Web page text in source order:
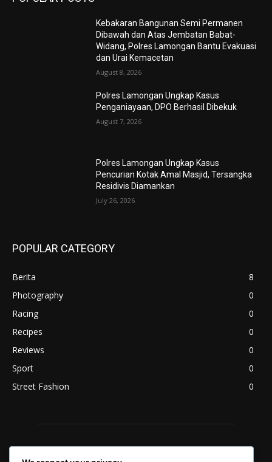
Kebakaran Bangunan Semi Permanen
Dibawah dan Atas Jembatan Babat-
Widang, Polres Lamongan Bantu Evakuasi
dan Urai Kemacetan
August 8, 2026
Polres Lamongan Ungkap Kasus
Penganiayaan, DPO Berhasil Dibekuk
August 7, 2026
Polres Lamongan Ungkap Kasus
Pencurian Kotak Amal Masjid, Tersangka
Residivis Diamankan
July 26, 2026
POPULAR CATEGORY
Berita
8
Photography
0
Racing
0
Recipes
0
Reviews
0
Sport
0
Street Fashion
0